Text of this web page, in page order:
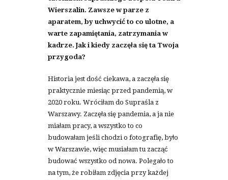
Wierszalin. Zawsze w parze z
aparatem, by uchwycić to co ulotne, a
warte zapamiętania, zatrzymania w
kadrze. Jak i kiedy zaczęła się ta Twoja
przygoda?
Historia jest dość ciekawa, a zaczęła się
praktycznie miesiąc przed pandemią, w
2020 roku. Wróciłam do Supraśla z
Warszawy. Zaczęła się pandemia, a ja nie
miałam pracy, a wszystko to co
budowałam jeśli chodzi o fotografię, było
w Warszawie, więc musiałam tu zacząć
budować wszystko od nowa. Polegało to
na tym, że robiłam zdjęcia przy każdej